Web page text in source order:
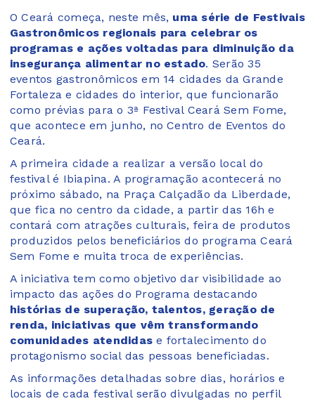
O Ceará começa, neste mês, uma série de Festivais
Gastronômicos regionais para celebrar os
programas e ações voltadas para diminuição da
insegurança alimentar no estado. Serão 35
eventos gastronômicos em 14 cidades da Grande
Fortaleza e cidades do interior, que funcionarão
como prévias para o 3ª Festival Ceará Sem Fome,
que acontece em junho, no Centro de Eventos do
Ceará.
A primeira cidade a realizar a versão local do
festival é Ibiapina. A programação acontecerá no
próximo sábado, na Praça Calçadão da Liberdade,
que fica no centro da cidade, a partir das 16h e
contará com atrações culturais, feira de produtos
produzidos pelos beneficiários do programa Ceará
Sem Fome e muita troca de experiências.
A iniciativa tem como objetivo dar visibilidade ao
impacto das ações do Programa destacando
histórias de superação, talentos, geração de
renda, iniciativas que vêm transformando
comunidades atendidas e fortalecimento do
protagonismo social das pessoas beneficiadas.
As informações detalhadas sobre dias, horários e
locais de cada festival serão divulgadas no perfil